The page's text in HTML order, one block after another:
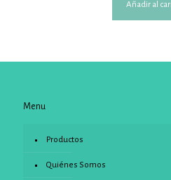
Añadir al
Menu
Productos
Quiénes Somos